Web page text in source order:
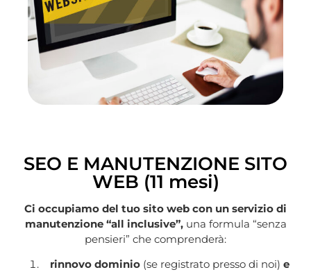
SEO E MANUTENZIONE SITO
WEB (11 mesi)
Ci occupiamo del tuo sito web con un servizio di
manutenzione “all inclusive”, una formula “senza
pensieri” che comprenderà:
rinnovo dominio(se registrato presso di noi) e